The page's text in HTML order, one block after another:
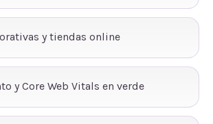
y tiendas online
y Core Web Vitals en verde